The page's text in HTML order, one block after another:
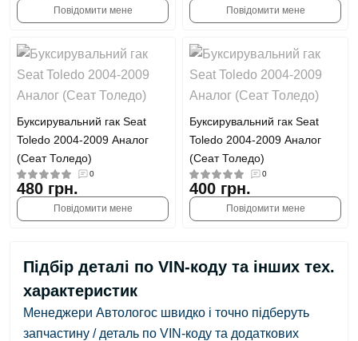
Повідомити мене Повідомити мене
Буксирувальний гак Seat
Toledo 2004-2009 Аналог
(Сеат Толедо)
0
480 грн.
Повідомити мене
Буксирувальний гак Seat
Toledo 2004-2009 Аналог
(Сеат Толедо)
0
400 грн.
Повідомити мене
Підбір деталі по VIN-коду та інших тех.
характеристик
Менеджери Автологос швидко і точно підберуть
запчастину / деталь по VIN-коду та додаткових